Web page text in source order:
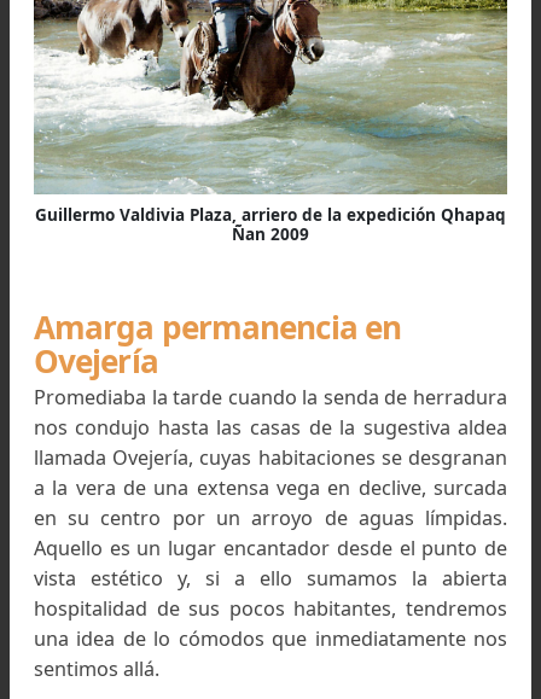
arrieros acaecida a principios del siglo
debemos dar crédito a los informes verbales
me diera el “médico” curandero don
Guitián el 7 de Noviembre de 1999 en el Real
Tolombón, ubicado a 4.000 metros s.m., a
fuentes del valle de La Ovejería.
Desde el punto de vista arqueológico esta
esa abra con el topónimo de “Abra Pishca Cruz”.
(Constanza Ceruti (2004) :
PROSPECCIÓN ARQUEOLÓGICA AL ABRA DE
CRUZ – “El Santuario Incaico del Nevado de
pp. 255-270)
Aquí nos encontramos con tres
diferentes para un mismo sitio: “Abra de 5
“El Portezuelo” y “Abra de Pishca Cruz”. Los tres
refieren a un mismo accidente geográfico y
entraré en polémica para dilucidar cual de los
corresponde al verdadero topónimo.